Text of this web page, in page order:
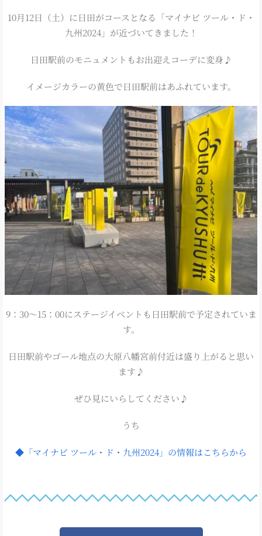
10月12日（土）に日田がコースとなる「マイナビ ツール・ド・
九州2024」が近づいてきました！
日田駅前のモニュメントもお出迎えコーデに変身♪
イメージカラーの黄色で日田駅前はあふれています。
9：30～15：00にステージイベントも日田駅前で予定されていま
す。
日田駅前やゴール地点の大原八幡宮前付近は盛り上がると思い
ます♪
ぜひ見にいらしてください♪
うち
◆「マイナビ ツール・ド・九州2024」の情報はこちらから